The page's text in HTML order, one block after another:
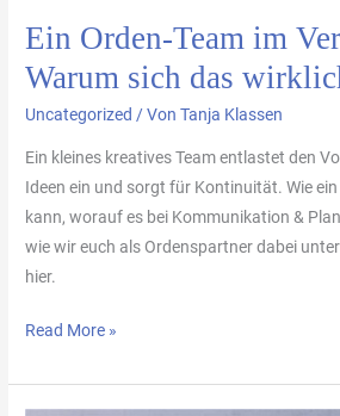
Ein Orden-Team im
Warum sich das
Uncategorized / VonTanja Klassen
Ein kleines kreatives Team entlastet den
Ideen ein und sorgt für Kontinuität. Wie
kann, worauf es bei Kommunikation &
wie wir euch als Ordenspartner dabei
hier.
Read More »